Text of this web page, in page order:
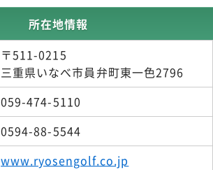
所在地情報
〒511-0215
三重県いなべ市員弁町東一色2796
059-474-5110
0594-88-5544
www.ryosengolf.co.jp